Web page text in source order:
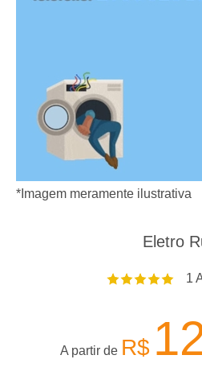
*Imagem meramente ilustrativa
Eletro
1
A partir de R$